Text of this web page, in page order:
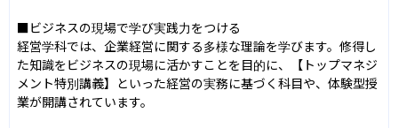
■ビジネスの現場で学び実践力をつける
経営学科では、企業経営に関する多様な理論を学びます。修得し
た知識をビジネスの現場に活かすことを目的に、【トップマネジ
メント特別講義】といった経営の実務に基づく科目や、体験型授
業が開講されています。